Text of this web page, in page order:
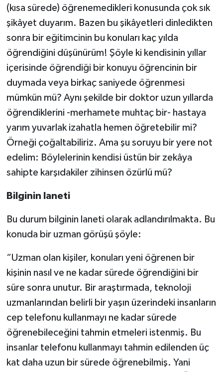
(kısa sürede) öğrenemedikleri konusunda çok sık
şikâyet duyarım. Bazen bu şikâyetleri dinledikten
sonra bir eğitimcinin bu konuları kaç yılda
öğrendiğini düşünürüm! Şöyle ki kendisinin yıllar
içerisinde öğrendiği bir konuyu öğrencinin bir
duymada veya birkaç saniyede öğrenmesi
mümkün mü? Aynı şekilde bir doktor uzun yıllarda
öğrendiklerini -merhamete muhtaç bir- hastaya
yarım yuvarlak izahatla hemen öğretebilir mi?
Örneği çoğaltabiliriz. Ama şu soruyu bir yere not
edelim: Böylelerinin kendisi üstün bir zekâya
sahipte karşıdakiler zihinsen özürlü mü?
Bilginin laneti
Bu durum bilginin laneti olarak adlandırılmakta. Bu
konuda bir uzman görüşü şöyle:
“Uzman olan kişiler, konuları yeni öğrenen bir
kişinin nasıl ve ne kadar sürede öğrendiğini bir
süre sonra unutur. Bir araştırmada, teknoloji
uzmanlarından belirli bir yaşın üzerindeki insanların
cep telefonu kullanmayı ne kadar sürede
öğrenebileceğini tahmin etmeleri istenmiş. Bu
insanlar telefonu kullanmayı tahmin edilenden üç
kat daha uzun bir sürede öğrenebilmiş. Yani